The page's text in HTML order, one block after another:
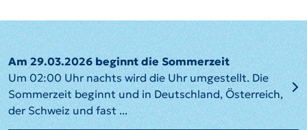
Am 29.03.2026 beginnt die Sommerzeit
Um 02:00 Uhr nachts wird die Uhr umgestellt. Die
Sommerzeit beginnt und in Deutschland, Österreich,
der Schweiz und fast ...